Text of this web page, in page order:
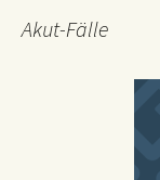
Akut-Fälle